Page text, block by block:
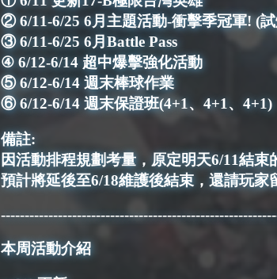
② 6/11-6/25 6月主題活動-衝擊季冠軍! (
③ 6/11-6/25 6月Battle Pass
④ 6/12-6/14 超中爆擊強化活動
⑤ 6/12-6/14 週末棒球作業
⑥ 6/12-6/14 週末保證班(4+1、4+1、4+1)
備註:
因活動排程規劃考量，原定明天6/11結束
預計將延後至6/18維護後結束，還請玩家
本周活動介紹